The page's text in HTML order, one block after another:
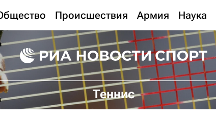
Происшествия Армия Наука
Теннис